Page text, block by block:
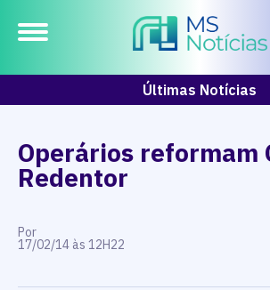
Últimas Notícias
Operários reformam
Redentor
Por
17/02/14 às 12H22